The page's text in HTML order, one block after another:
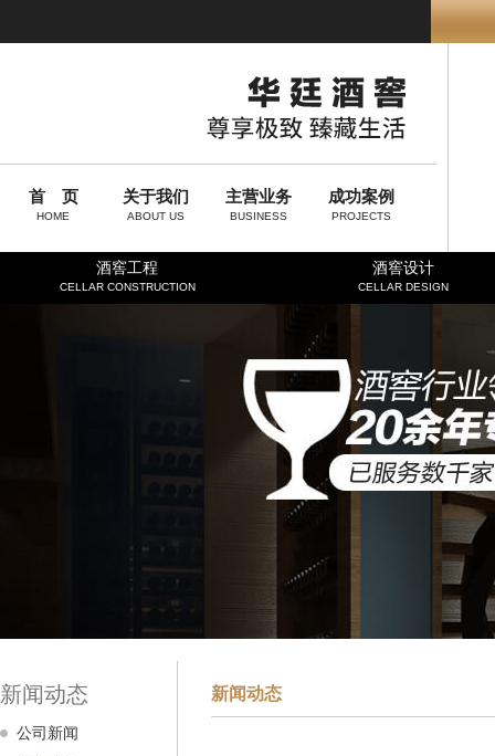
首 页
HOME
关于我们
ABOUT US
主营业务
BUSINESS
成功案例
PROJECTS
酒窖工程
CELLAR CONSTRUCTION
酒窖设计
CELLAR DESIGN
新闻动态
公司新闻
新闻动态